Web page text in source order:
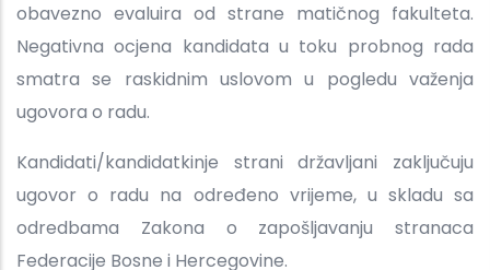
obavezno evaluira od strane matičnog fakulteta.
Negativna ocjena kandidata u toku probnog rada
smatra se raskidnim uslovom u pogledu važenja
ugovora o radu.
Kandidati/kandidatkinje strani državljani zaključuju
ugovor o radu na određeno vrijeme, u skladu sa
odredbama Zakona o zapošljavanju stranaca
Federacije Bosne i Hercegovine.